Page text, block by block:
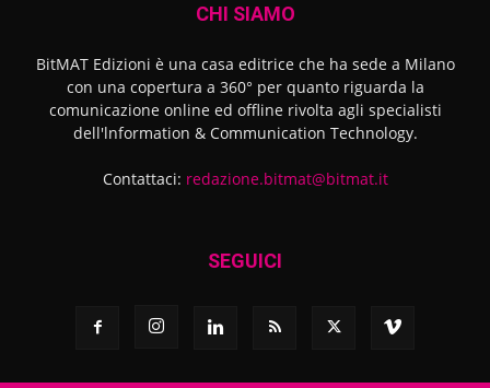
CHI SIAMO
BitMAT Edizioni è una casa editrice che ha sede a Milano
con una copertura a 360° per quanto riguarda la
comunicazione online ed offline rivolta agli specialisti
dell'lnformation & Communication Technology.
Contattaci: redazione.bitmat@bitmat.it
SEGUICI